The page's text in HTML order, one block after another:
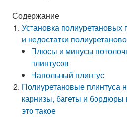
Содержание
Установка полиуретановых
и недостатки
Плюсы и минусы
плинтусов
Напольный плинтус
Полиуретановые плинтуса
карнизы, багеты и
это такое